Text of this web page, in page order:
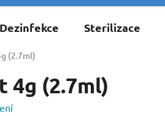
KOŠÍK
Dezinfekce Sterilizace
(2.7ml)
4g (2.7ml)